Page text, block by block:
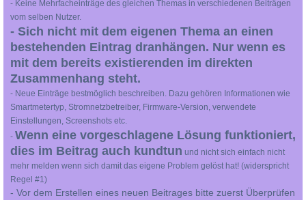
- Keine Mehrfacheinträge des gleichen Themas in verschiedenen Beiträgen
vom selben Nutzer.
- Sich nicht mit dem eigenen Thema an einen
bestehenden Eintrag dranhängen. Nur wenn es
mit dem bereits existierenden im direkten
Zusammenhang steht.
- Neue Einträge bestmöglich beschreiben. Dazu gehören Informationen wie
Smartmetertyp, Stromnetzbetreiber, Firmware-Version, verwendete
Einstellungen, Screenshots etc.
- Wenn eine vorgeschlagene Lösung funktioniert,
dies im Beitrag auch kundtun und nicht sich einfach nicht
mehr melden wenn sich damit das eigene Problem gelöst hat! (widerspricht
Regel #1)
- Vor dem Erstellen eines neuen Beitrages bitte zuerst Überprüfen